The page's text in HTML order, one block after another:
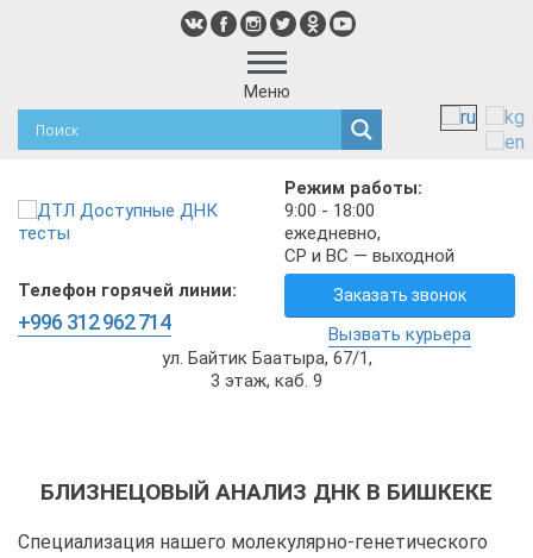
Меню
Режим работы:
9:00 - 18:00
ежедневно,
СР и ВС — выходной
Телефон горячей линии:
+996 312 962 714
Заказать звонок
Вызвать курьера
ул. Байтик Баатыра, 67/1,
3 этаж, каб. 9
БЛИЗНЕЦОВЫЙ АНАЛИЗ ДНК В БИШКЕКЕ
Специализация нашего молекулярно-генетического